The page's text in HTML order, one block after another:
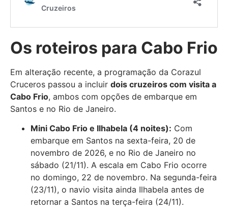
Os roteiros para Cabo Frio
Em alteração recente, a programação da Corazul
Cruceros passou a incluir dois cruzeiros com visita a
Cabo Frio, ambos com opções de embarque em
Santos e no Rio de Janeiro.
Mini Cabo Frio e Ilhabela (4 noites): Com
embarque em Santos na sexta-feira, 20 de
novembro de 2026, e no Rio de Janeiro no
sábado (21/11). A escala em Cabo Frio ocorre
no domingo, 22 de novembro. Na segunda-feira
(23/11), o navio visita ainda Ilhabela antes de
retornar a Santos na terça-feira (24/11).